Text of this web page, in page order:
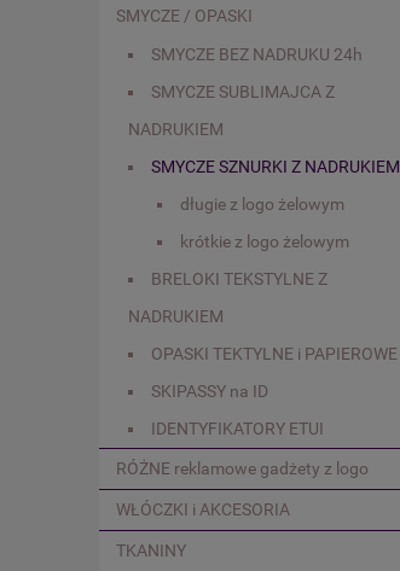
SMYCZE / OPASKI
SMYCZE BEZ NADRUKU 24h
SMYCZE SUBLIMAJCA Z
NADRUKIEM
SMYCZE SZNURKI Z NADRUKIEM
długie z logo żelowym
krótkie z logo żelowym
BRELOKI TEKSTYLNE Z
NADRUKIEM
OPASKI TEKTYLNE i PAPIEROWE
SKIPASSY na ID
IDENTYFIKATORY ETUI
RÓŻNE reklamowe gadżety z logo
WŁÓCZKI i AKCESORIA
TKANINY